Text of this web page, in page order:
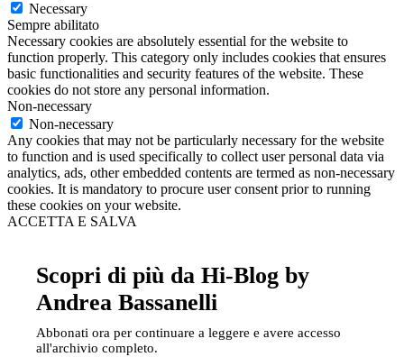
Necessary
Sempre abilitato
Necessary cookies are absolutely essential for the website to
function properly. This category only includes cookies that ensures
basic functionalities and security features of the website. These
cookies do not store any personal information.
Non-necessary
Non-necessary
Any cookies that may not be particularly necessary for the website
to function and is used specifically to collect user personal data via
analytics, ads, other embedded contents are termed as non-necessary
cookies. It is mandatory to procure user consent prior to running
these cookies on your website.
ACCETTA E SALVA
Scopri di più da Hi-Blog by
Andrea Bassanelli
Abbonati ora per continuare a leggere e avere accesso
all'archivio completo.